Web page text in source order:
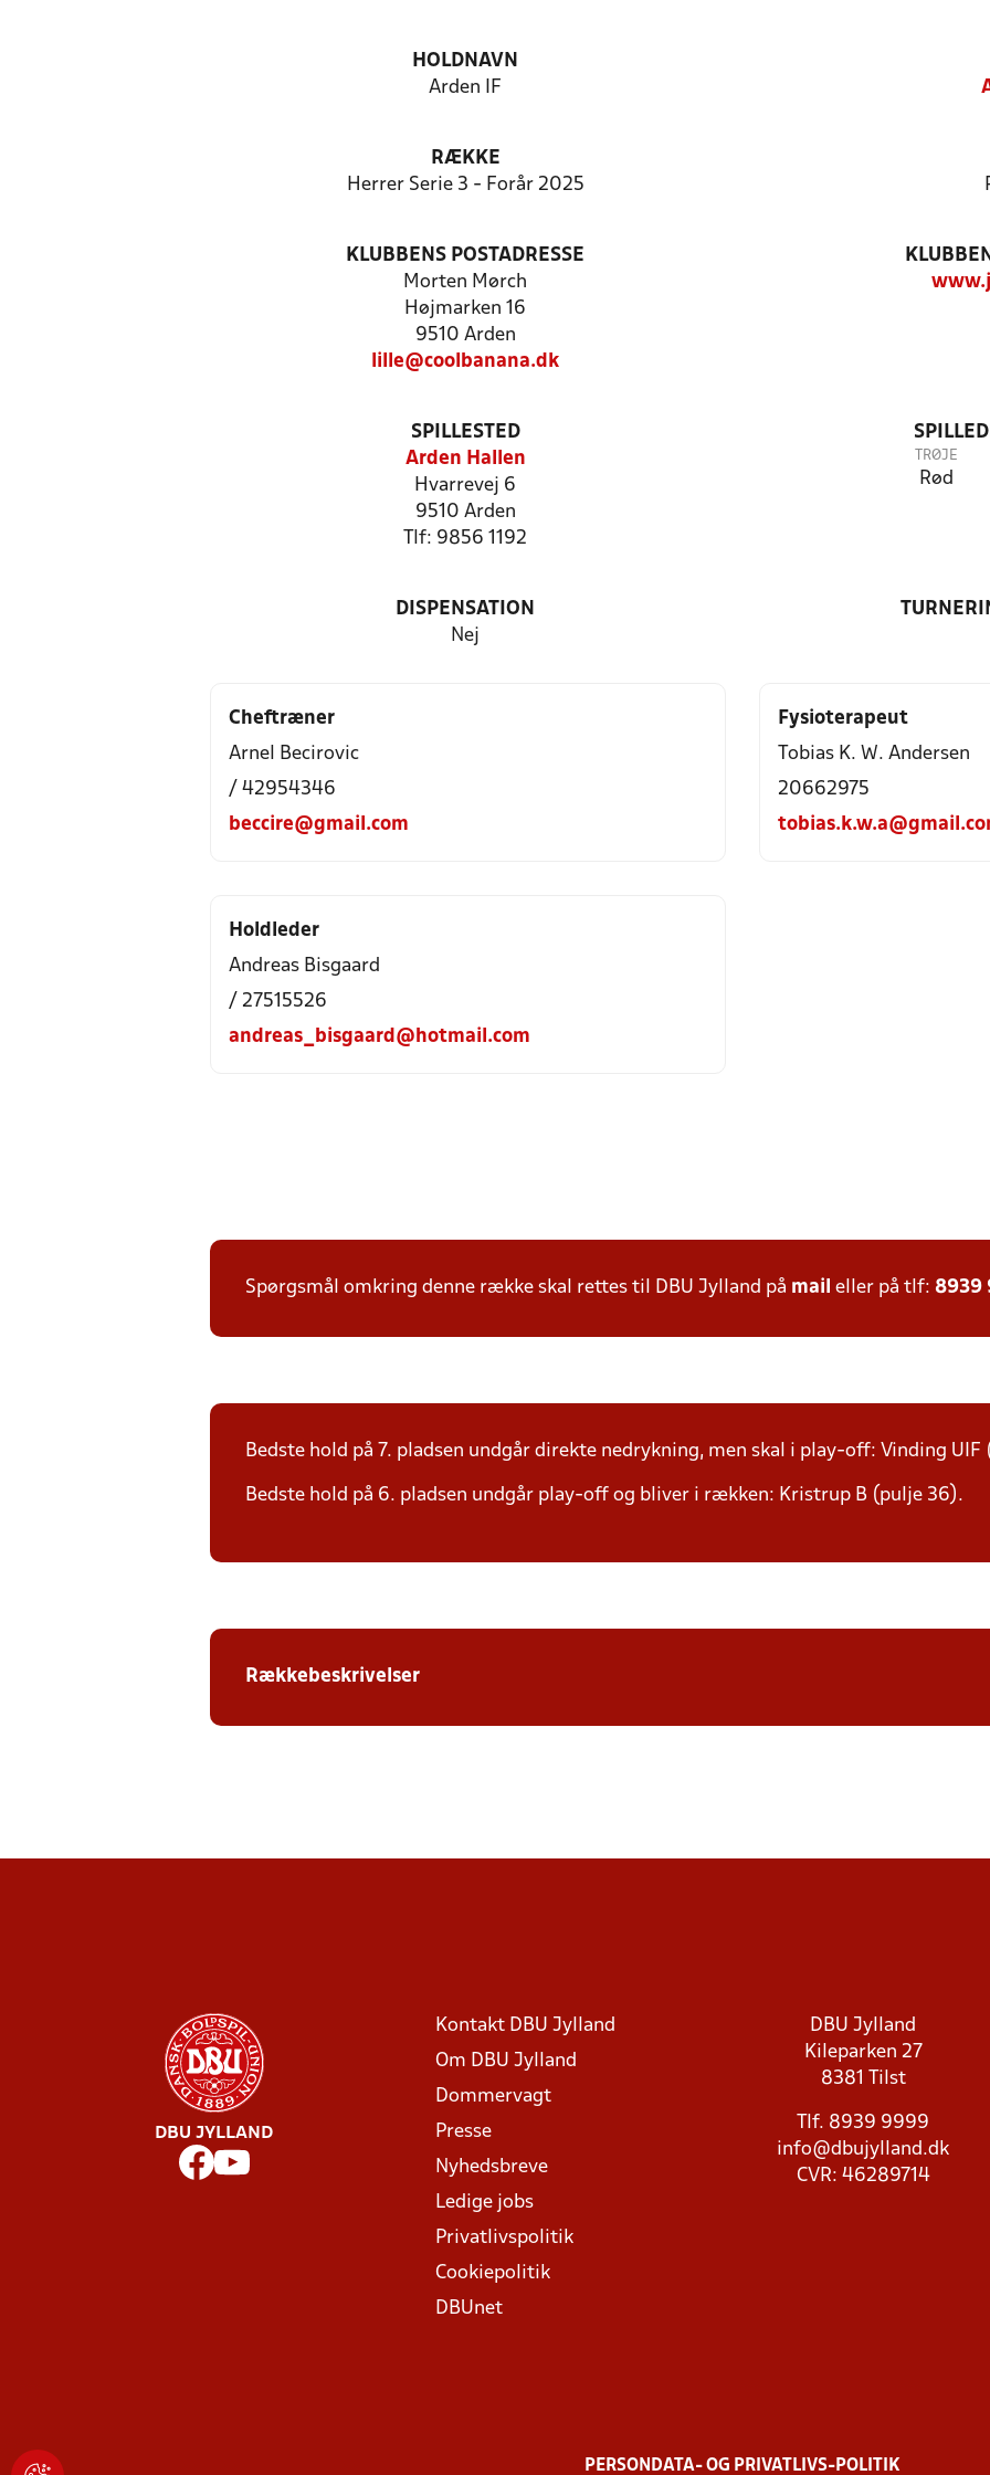
HOLDNAVN
Arden IF
RÆKKE
Herrer Serie 3 - Forår 2025
KLUBBENS POSTADRESSE
Morten Mørch
Højmarken 16
9510 Arden
lille@coolbanana.dk
SPILLESTED
Arden Hallen
Hvarrevej 6
9510 Arden
Tlf: 9856 1192
TRØJE
Rød
DISPENSATION
Nej
Cheftræner
Arnel Becirovic
/ 42954346
beccire@gmail.com
Fysioterapeut
Tobias K. W. Andersen
20662975
Holdleder
Andreas Bisgaard
/ 27515526
andreas_bisgaard@hotmail.com
Spørgsmål omkring denne række skal rettes til DBU Jylland på mail eller på tlf: 8939
Bedste hold på 7. pladsen undgår direkte nedrykning, men skal i play-off: Vinding UIF
Bedste hold på 6. pladsen undgår play-off og bliver i rækken: Kristrup B (pulje 36).
Rækkebeskrivelser
DBU JYLLAND
Kontakt DBU Jylland
Om DBU Jylland
Dommervagt
Presse
Nyhedsbreve
Ledige jobs
Privatlivspolitik
Cookiepolitik
DBUnet
DBU Jylland
Kileparken 27
8381 Tilst
Tlf. 8939 9999
info@dbujylland.dk
CVR: 46289714
PERSONDATA- OG PRIVATLIVS-POLITIK